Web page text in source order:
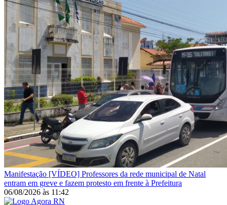
Manifestação [VÍDEO] Professores da rede municipal de Natal
entram em greve e fazem protesto em frente à Prefeitura
06/08/2026 às 11:42